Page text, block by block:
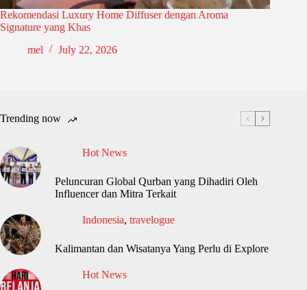
Rekomendasi Luxury Home Diffuser dengan Aroma
Signature yang Khas
mel
July 22, 2026
Trending now
Hot News
Peluncuran Global Qurban yang Dihadiri Oleh
Influencer dan Mitra Terkait
Indonesia, travelogue
Kalimantan dan Wisatanya Yang Perlu di Explore
Hot News